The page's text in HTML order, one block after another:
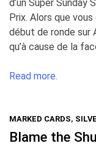
d’un Super Sunday
Prix. Alors que
début de ronde sur
qu’à cause de la
Read more.
MARKED CARDS,
Blame the